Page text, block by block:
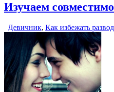
Изучаем
Девичник, Как избежать